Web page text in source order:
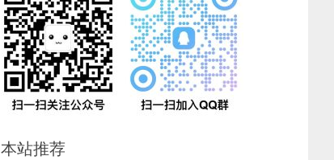
本站推荐